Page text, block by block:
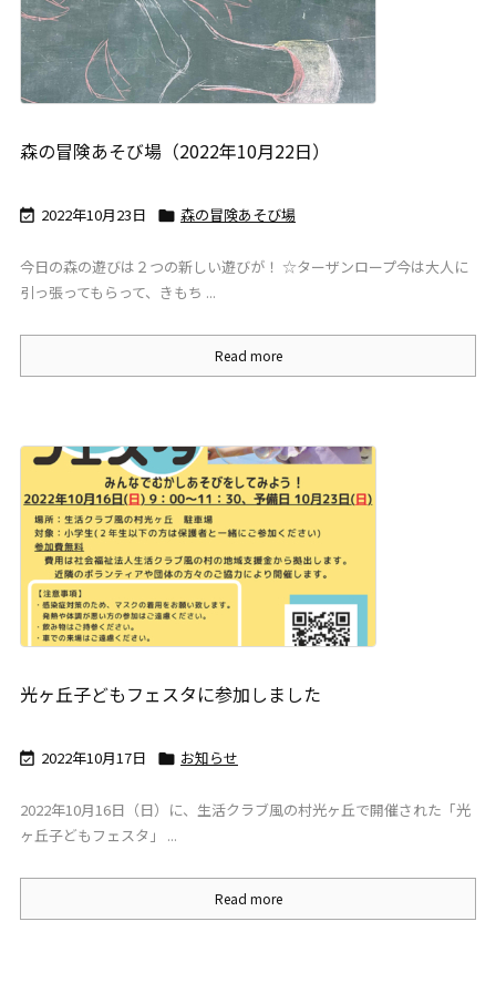
森の冒険あそび場（2022年10月22日）
 2022年10月23日  森の冒険あそび場
今日の森の遊びは２つの新しい遊びが！ ☆ターザンロープ今は大人に
引っ張ってもらって、きもち ...
Read more
光ヶ丘子どもフェスタに参加しました
 2022年10月17日  お知らせ
2022年10月16日（日）に、生活クラブ風の村光ヶ丘で開催された「光
ヶ丘子どもフェスタ」 ...
Read more